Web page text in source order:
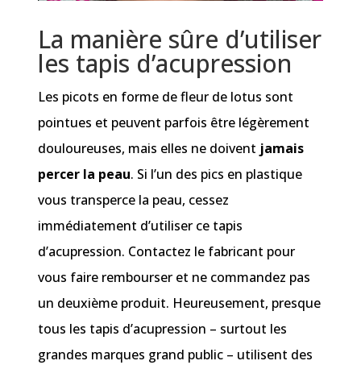
La manière sûre d’utiliser
les tapis d’acupression
Les picots en forme de fleur de lotus sont
pointues et peuvent parfois être légèrement
douloureuses, mais elles ne doivent jamais
percer la peau. Si l’un des pics en plastique
vous transperce la peau, cessez
immédiatement d’utiliser ce tapis
d’acupression. Contactez le fabricant pour
vous faire rembourser et ne commandez pas
un deuxième produit. Heureusement, presque
tous les tapis d’acupression – surtout les
grandes marques grand public – utilisent des